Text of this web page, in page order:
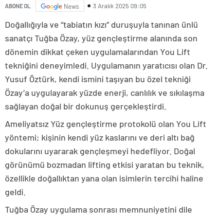
ABONE OL News 3 Aralık 2025 09:05
Doğallığıyla ve “tabiatın kızı” duruşuyla tanınan ünlü
sanatçı Tuğba Özay, yüz gençleştirme alanında son
dönemin dikkat çeken uygulamalarından You Lift
tekniğini deneyimledi. Uygulamanın yaratıcısı olan Dr.
Yusuf Öztürk, kendi ismini taşıyan bu özel tekniği
Özay’a uygulayarak yüzde enerji, canlılık ve sıkılaşma
sağlayan doğal bir dokunuş gerçekleştirdi.
Ameliyatsız Yüz gençleştirme protokolü olan You Lift
yöntemi; kişinin kendi yüz kaslarını ve deri altı bağ
dokularını uyararak gençleşmeyi hedefliyor. Doğal
görünümü bozmadan lifting etkisi yaratan bu teknik,
özellikle doğallıktan yana olan isimlerin tercihi haline
geldi.
Tuğba Özay uygulama sonrası memnuniyetini dile